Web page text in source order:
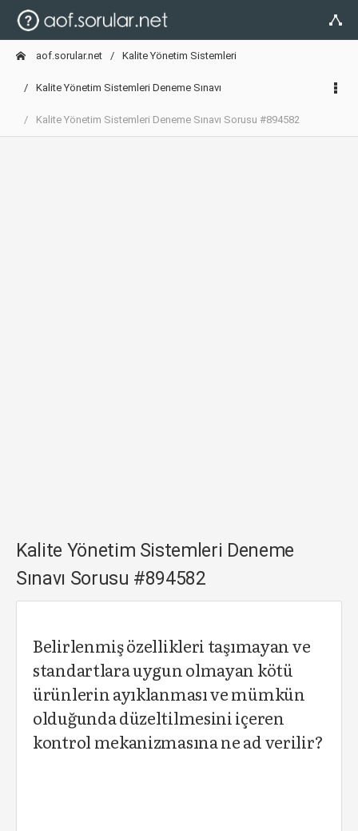
aof.sorular.net Kalite Yönetim Sistemleri
Kalite Yönetim Sistemleri Deneme Sınavı
Kalite Yönetim Sistemleri Deneme Sınavı Sorusu #894582
Kalite Yönetim Sistemleri Deneme
Sınavı Sorusu #894582
Belirlenmiş özellikleri taşımayan ve
standartlara uygun olmayan kötü
ürünlerin ayıklanması ve mümkün
olduğunda düzeltilmesini içeren
kontrol mekanizmasına ne ad verilir?